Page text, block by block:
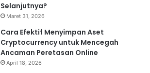
Selanjutnya?
Maret 31, 2026
Cara Efektif Menyimpan Aset
Cryptocurrency untuk Mencegah
Ancaman Peretasan Online
April 18, 2026